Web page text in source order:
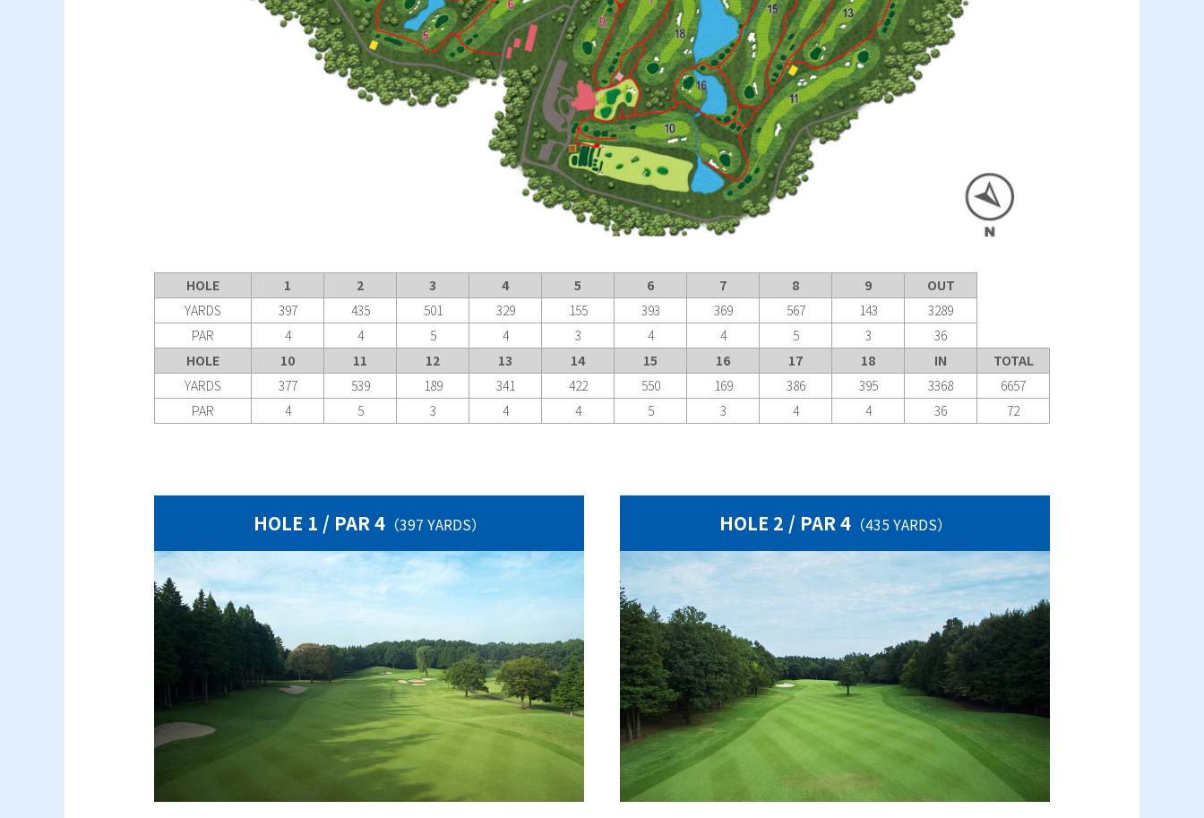
HOLE 1 2 3 4 5 6 7 8 9
OUT
YARDS
397 435 501 329 155 393 369 567 143
3289
PAR
4 4 5 4 3 4 4 5 3
36
HOLE
10 11 12 13 14 15 16 17 18 IN
TOTAL
YARDS
377 539 189 341 422 550 169 386 395 3368
6657
PAR
4 5 3 4 4 5 3 4 4 36 72
HOLE 1 / PAR 4（397 YARDS） HOLE 2 / PAR 4（435 YARDS）